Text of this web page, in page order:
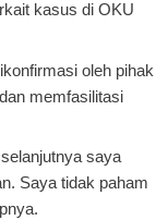
kasus di OKU
oleh pihak
memfasilitasi
saya
Saya tidak paham